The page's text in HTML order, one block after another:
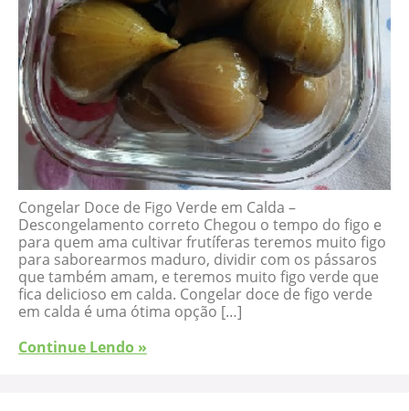
Congelar Doce de Figo Verde em Calda –
Descongelamento correto Chegou o tempo do figo e
para quem ama cultivar frutíferas teremos muito figo
para saborearmos maduro, dividir com os pássaros
que também amam, e teremos muito figo verde que
fica delicioso em calda. Congelar doce de figo verde
em calda é uma ótima opção […]
Continue Lendo »